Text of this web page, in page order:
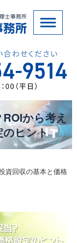
から考え
のヒント
資回収の基本と価格